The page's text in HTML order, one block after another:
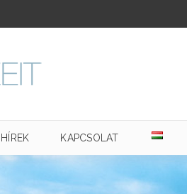
HÍREK KAPCSOLAT